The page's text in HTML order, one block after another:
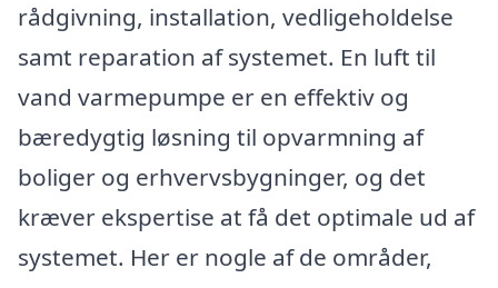
rådgivning, installation, vedligeholdelse
samt reparation af systemet. En luft til
vand varmepumpe er en effektiv og
bæredygtig løsning til opvarmning af
boliger og erhvervsbygninger, og det
kræver ekspertise at få det optimale ud af
systemet. Her er nogle af de områder,